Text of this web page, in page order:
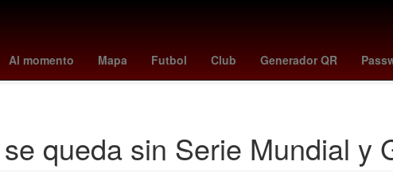
Al momento Mapa Futbol Club Generador QR
Primera División de México Carson Wentz Gobierno Facultad de
queda sin Serie Mundial y